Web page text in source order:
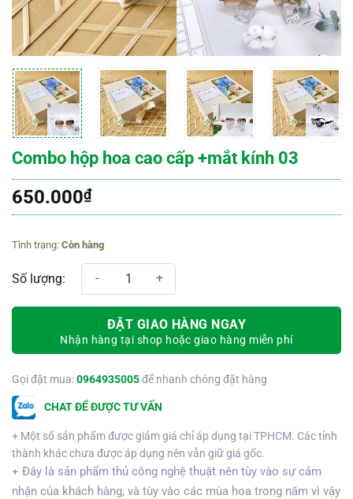
Combo hộp hoa cao cấp +mắt kính 03
650.000₫
Còn hàng
Combo hộp hoa cao cấp +mắt kính 03 số lượng
ĐẶT GIAO HÀNG NGAY
Nhận hàng tại shop hoặc giao hàng miễn phí
Gọi đặt mua:0964935005để nhanh chóng đặt hàng
CHAT ĐỂ ĐƯỢC TƯ VẤN
+ Một số sản phẩm được giảm giá chỉ áp dụng tại TPHCM. Các tỉnh
thành khác chưa được áp dụng nên vẫn giữ giá gốc.
+ Đây là sản phẩm thủ công nghệ thuật nên tùy vào sự cảm
nhận của khách hàng, và tùy vào các mùa hoa trong năm vì vậy